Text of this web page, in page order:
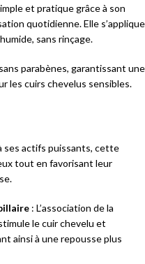
et pratique grâce à son
quotidienne. Elle s’applique
sans rinçage.
parabènes, garantissant une
les cuirs chevelus sensibles.
ses actifs puissants, cette
tout en favorisant leur
: L’association de la
le cuir chevelu et
ainsi à une repousse plus